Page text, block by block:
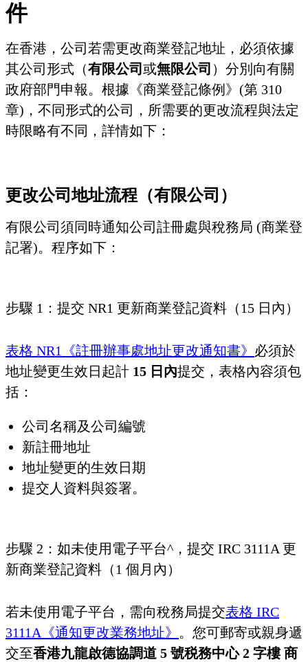
件
在香港，公司若需更改商業登記地址，必須依據
其公司形式（有限公司 或無限公司 ）分別向有關
政府部門申報。根據《商業登記條例》(第 310
章)，不同形式的公司，所需要的更改流程與法定
時限略有不同，詳情如下：
更改公司地址流程（有限公司）
有限公司須同時通知公司註冊處與稅務局 (商業登
記署)。程序如下：
步驟 1：提交 NR1 更新商業登記資料（15 日內）
表格 NR1《註冊辦事處地址更改通知書》 必須於
地址變更生效日起計 15 日內提交，表格內容須包
括：
公司名稱及公司編號
新註冊地址
地址變更的生效日期
提交人資料與簽署。
步驟 2：如未使用電子平台^，提交 IRC 3111A 更
新商業登記資料（1 個月內）
若未使用電子平台，需向稅務局提交表格 IRC
3111A《通知更改業務地址》 。您可郵寄或親身遞
交至香港九龍啟德協調道 5 號税務中心 2 字樓 商